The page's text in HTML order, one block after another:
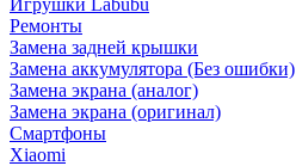
Игрушки Labubu
Ремонты
Замена задней крышки
Замена аккумулятора (Без ошибки)
Замена экрана (аналог)
Замена экрана (оригинал)
Смартфоны
Xiaomi